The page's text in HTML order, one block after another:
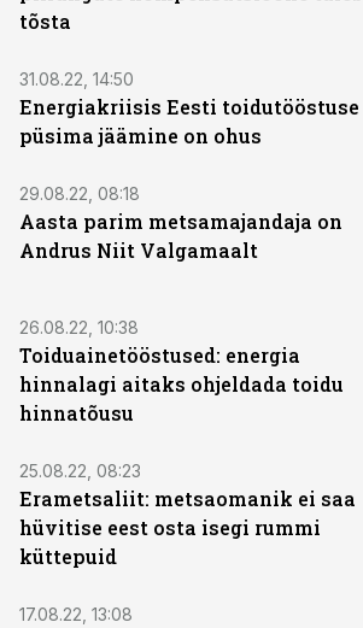
tõsta
31.08.22, 14:50
Energiakriisis Eesti toidutööstuse
püsima jäämine on ohus
29.08.22, 08:18
Aasta parim metsamajandaja on
Andrus Niit Valgamaalt
26.08.22, 10:38
Toiduainetööstused: energia
hinnalagi aitaks ohjeldada toidu
hinnatõusu
25.08.22, 08:23
Erametsaliit: metsaomanik ei saa
hüvitise eest osta isegi rummi
küttepuid
17.08.22, 13:08